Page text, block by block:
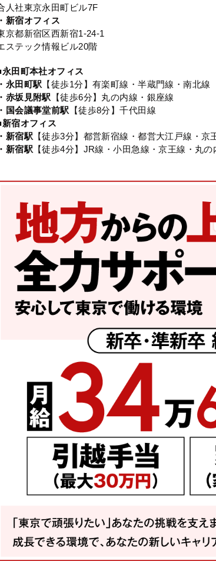
人社東京永田町ビル7F
新宿オフィス
京都新宿区西新宿1-24-1
ステック情報ビル20階
永田町本社オフィス
永田町駅 【徒歩1分】有楽町線・半蔵門線・南北線
赤坂見附駅
【徒歩6分】丸の内線・銀座線
国会議事堂前駅
【徒歩8分】千代田線
新宿オフィス
新宿駅 【徒歩3分】都営新宿線・都営大江戸線・京
新宿駅 【徒歩4分】JR線・小田急線・京王線・丸の